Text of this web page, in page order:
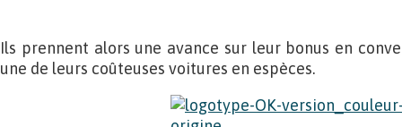
Ils prennent alors une avance sur leur bonus en
une de leurs coûteuses voitures en espèces.